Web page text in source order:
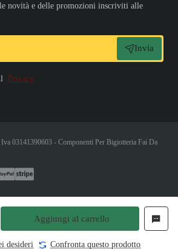
Aggiungi al carrello
desideri Confronta questo prodotto
novità e delle promozioni inscriviti alle
Invia
Privacy
03141390603 - Componenti Per Bigiotteria Fai Da